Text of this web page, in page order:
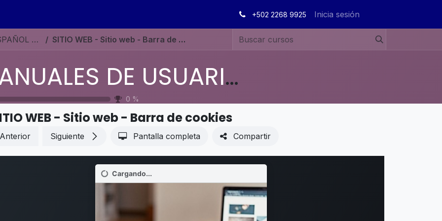
+502 2268 9925 Inicia sesión
MANUALES DE USUARIO EN ESPAÑOL ODOO 19 SITIO WEB - Sitio web - Barra de cookies
MANUALES DE USUARIO EN ESPAÑOL ODOO 19
0 %
WEB - Sitio web - Barra de cookies
Anterior Siguiente Pantalla completa Compartir